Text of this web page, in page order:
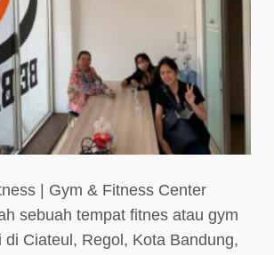
| Gym & Fitness Center
sebuah tempat fitnes atau gym
di Ciateul, Regol, Kota Bandung,